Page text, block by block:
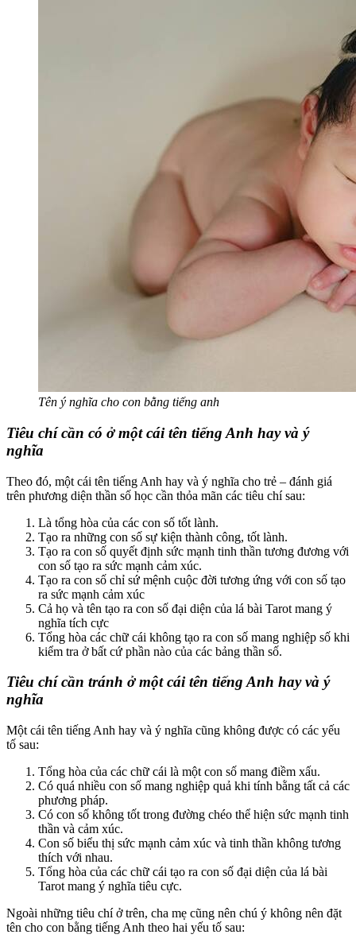
Tên ý nghĩa cho con bằng tiếng anh
Tiêu chí cần có ở một cái tên tiếng Anh hay và ý
nghĩa
Theo đó, một cái tên tiếng Anh hay và ý nghĩa cho trẻ – đánh giá
trên phương diện thần số học cần thỏa mãn các tiêu chí sau:
Là tổng hòa của các con số tốt lành.
Tạo ra những con số sự kiện thành công, tốt lành.
Tạo ra con số quyết định sức mạnh tinh thần tương đương với
con số tạo ra sức mạnh cảm xúc.
Tạo ra con số chỉ sứ mệnh cuộc đời tương ứng với con số tạo
ra sức mạnh cảm xúc
Cả họ và tên tạo ra con số đại diện của lá bài Tarot mang ý
nghĩa tích cực
Tổng hòa các chữ cái không tạo ra con số mang nghiệp số khi
kiểm tra ở bất cứ phần nào của các bảng thần số.
Tiêu chí cần tránh ở một cái tên tiếng Anh hay và ý
nghĩa
Một cái tên tiếng Anh hay và ý nghĩa cũng không được có các yếu
tố sau:
Tổng hòa của các chữ cái là một con số mang điềm xấu.
Có quá nhiều con số mang nghiệp quả khi tính bằng tất cả các
phương pháp.
Có con số không tốt trong đường chéo thể hiện sức mạnh tinh
thần và cảm xúc.
Con số biểu thị sức mạnh cảm xúc và tinh thần không tương
thích với nhau.
Tổng hòa của các chữ cái tạo ra con số đại diện của lá bài
Tarot mang ý nghĩa tiêu cực.
Ngoài những tiêu chí ở trên, cha mẹ cũng nên chú ý không nên đặt
tên cho con bằng tiếng Anh theo hai yếu tố sau: